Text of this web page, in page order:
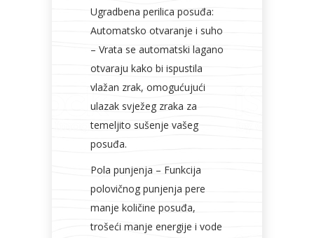
Ugradbena perilica posuđa:
Automatsko otvaranje i suho
– Vrata se automatski lagano
otvaraju kako bi ispustila
vlažan zrak, omogućujući
ulazak svježeg zraka za
temeljito sušenje vašeg
posuđa.
Pola punjenja – Funkcija
polovičnog punjenja pere
manje količine posuđa,
trošeći manje energije i vode